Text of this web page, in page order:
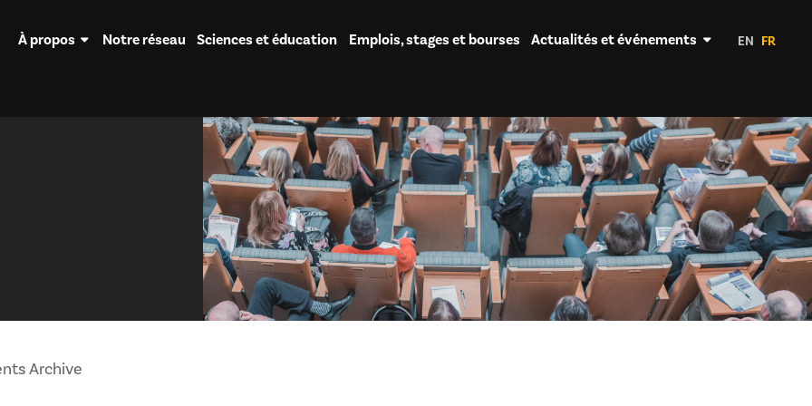
À propos Notre réseau Sciences et éducation Emplois, stages et bourses Actualités et événements EN FR
Archive